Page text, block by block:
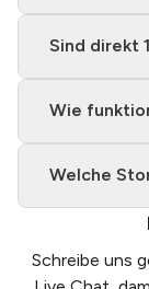
Sind direkt
Wie
Welche
Schreibe uns